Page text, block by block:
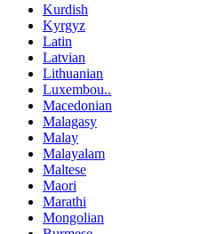
Kurdish
Kyrgyz
Latin
Latvian
Lithuanian
Luxembou..
Macedonian
Malagasy
Malay
Malayalam
Maltese
Maori
Marathi
Mongolian